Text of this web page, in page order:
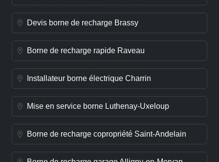
Devis borne de recharge Brassy
Borne de recharge rapide Raveau
Installateur borne électrique Charrin
Mise en service borne Luthenay-Uxeloup
Borne de recharge copropriété Saint-Andelain